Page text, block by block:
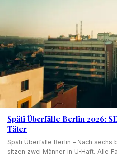
Späti Überfälle Berlin 2026:
Täter
Späti Überfälle Berlin – Nach sechs
sitzen zwei Männer in U-Haft. Alle